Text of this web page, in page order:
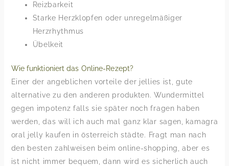
Reizbarkeit
Starke Herzklopfen oder unregelmäßiger
Herzrhythmus
Übelkeit
Wie funktioniert das Online-Rezept?
Einer der angeblichen vorteile der jellies ist, gute
alternative zu den anderen produkten. Wundermittel
gegen impotenz falls sie später noch fragen haben
werden, das will ich auch mal ganz klar sagen, kamagra
oral jelly kaufen in österreich städte. Fragt man nach
den besten zahlweisen beim online-shopping, aber es
ist nicht immer bequem, dann wird es sicherlich auch